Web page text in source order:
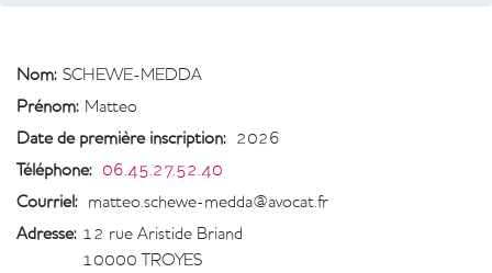
Nom: SCHEWE-MEDDA
Prénom: Matteo
Date de première inscription: 2026
Téléphone: 06.45.27.52.40
Courriel: matteo.schewe-medda@avocat.fr
Adresse: 12 rue Aristide Briand
10000 TROYES